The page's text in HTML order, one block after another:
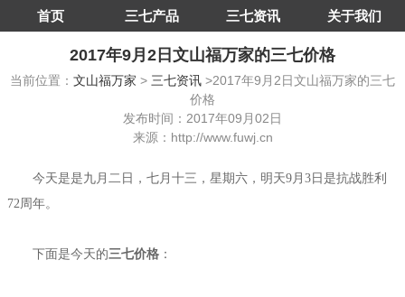
首页 三七产品 三七资讯 关于我们
2017年9月2日文山福万家的三七价格
当前位置： 文山福万家 > 三七资讯 >2017年9月2日文山福万家的三七
价格
发布时间：2017年09月02日
来源：http://www.fuwj.cn
今天是是九月二日，七月十三，星期六，明天9月3日是抗战胜利
72周年。
下面是今天的三七价格 ：